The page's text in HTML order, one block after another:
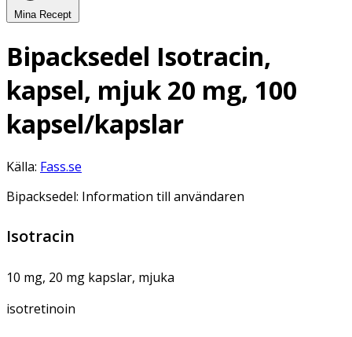
Mina Recept
Bipacksedel Isotracin,
kapsel, mjuk 20 mg, 100
kapsel/kapslar
Källa: Fass.se
Bipacksedel: Information till användaren
Isotracin
10 mg, 20 mg kapslar, mjuka
isotretinoin